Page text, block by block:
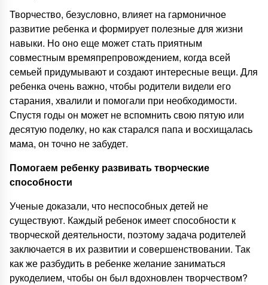
Творчество, безусловно, влияет на гармоничное
развитие ребенка и формирует полезные для жизни
навыки. Но оно еще может стать приятным
совместным времяпрепровождением, когда всей
семьей придумывают и создают интересные вещи. Для
ребенка очень важно, чтобы родители видели его
старания, хвалили и помогали при необходимости.
Спустя годы он может не вспомнить свою пятую или
десятую поделку, но как старался папа и восхищалась
мама, он точно не забудет.
Помогаем ребенку развивать творческие
способности
Ученые доказали, что неспособных детей не
существуют. Каждый ребенок имеет способности к
творческой деятельности, поэтому задача родителей
заключается в их развитии и совершенствовании. Так
как же разбудить в ребенке желание заниматься
рукоделием, чтобы он был вдохновлен творчеством?